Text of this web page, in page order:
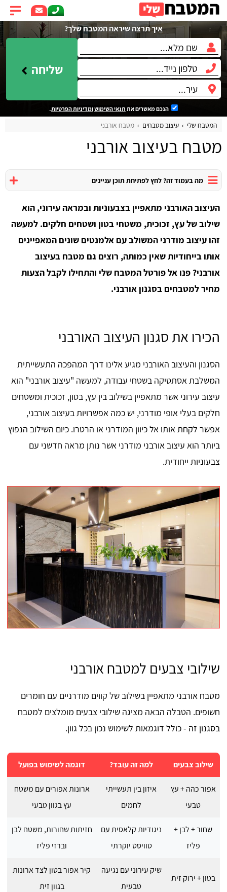
איך תרצה שיראה המטבח שלך?
שליחה
הנכם מאשרים את תנאי השימושומדיניות הפרטיות.
המטבח שלי עיצוב מטבחים מטבח אורבני
מטבח בעיצוב אורבני
מה בעמוד זה? לחץ לפתיחת תוכן עניינים
העיצוב האורבני מתאפיין בצבעוניות ובמראה עירוני, הוא
שילוב של עץ, זכוכית, משטחי בטון ושטחים חלקים. למעשה
זהו עיצוב מודרני המשולב עם אלמנטים שונים המאפיינים
אותו בייחודיות שאין כמותה, רוצים גם מטבח בעיצוב
אורבני? פנו אל פורטל המטבח שלי והתחילו לקבל הצעות
מחיר למטבחים בסגנון אורבני.
הכירו את סגנון העיצוב האורבני
הסגנון והעיצוב האורבני מגיע אלינו דרך המהפכה התעשייתית
המשלבת אסתטיקה בשטחי עבודה, למעשה "עיצוב אורבני" הוא
עיצוב עירוני אשר מתאפיין בשילוב בין עץ, בטון, זכוכית ומשטחים
חלקים בעלי אופי מודרני, יש כמה אפשרויות בעיצוב אורבני,
אפשר לקחת אותו אל כיוון המודרני או הרטרו. כיום השילוב הנפוץ
ביותר הוא עיצוב אורבני מודרני אשר נותן מראה חדשני עם
צבעוניות ייחודית.
שילובי צבעים למטבח אורבני
מטבח אורבני מתאפיין בשילוב של קווים מודרניים עם חומרים
חשופים. הטבלה הבאה מציגה שילובי צבעים מומלצים למטבח
בסגנון זה - כולל דוגמאות לשימוש נכון בכל גוון.
שילוב צבעים למה זה עובד? דוגמה לשימוש בפועל
אפור כהה + עץ
טבעי
איזון בין תעשייתי
לחמים
ארונות אפורים עם משטח
עץ בגוון טבעי
שחור + לבן +
פליז
ניגודיות קלאסית עם
טוויסט יוקרתי
חזיתות שחורות, משטח לבן
וברזי פליז
בטון + ירוק זית
שיק עירוני עם נגיעה
טבעית
קיר אפור בטון לצד ארונות
בגוון זית